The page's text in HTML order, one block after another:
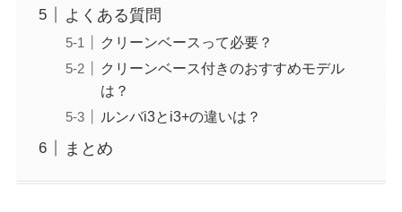
よくある質問
クリーンベースって必要？
クリーンベース付きのおすすめモデル
は？
ルンバi3とi3+の違いは？
まとめ